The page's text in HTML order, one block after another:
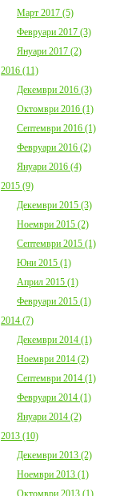
Март 2017 (5)
Февруари 2017 (3)
Януари 2017 (2)
2016 (11)
Декември 2016 (3)
Октомври 2016 (1)
Септември 2016 (1)
Февруари 2016 (2)
Януари 2016 (4)
2015 (9)
Декември 2015 (3)
Ноември 2015 (2)
Септември 2015 (1)
Юни 2015 (1)
Април 2015 (1)
Февруари 2015 (1)
2014 (7)
Декември 2014 (1)
Ноември 2014 (2)
Септември 2014 (1)
Февруари 2014 (1)
Януари 2014 (2)
2013 (10)
Декември 2013 (2)
Ноември 2013 (1)
Октомври 2013 (1)